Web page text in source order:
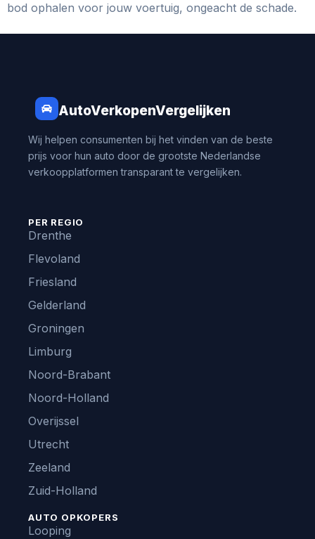
bod ophalen voor jouw voertuig, ongeacht de schade.
AutoVerkopenVergelijken
Wij helpen consumenten bij het vinden van de beste
prijs voor hun auto door de grootste Nederlandse
verkoopplatformen transparant te vergelijken.
PER REGIO
Drenthe
Flevoland
Friesland
Gelderland
Groningen
Limburg
Noord-Brabant
Noord-Holland
Overijssel
Utrecht
Zeeland
Zuid-Holland
AUTO OPKOPERS
Looping